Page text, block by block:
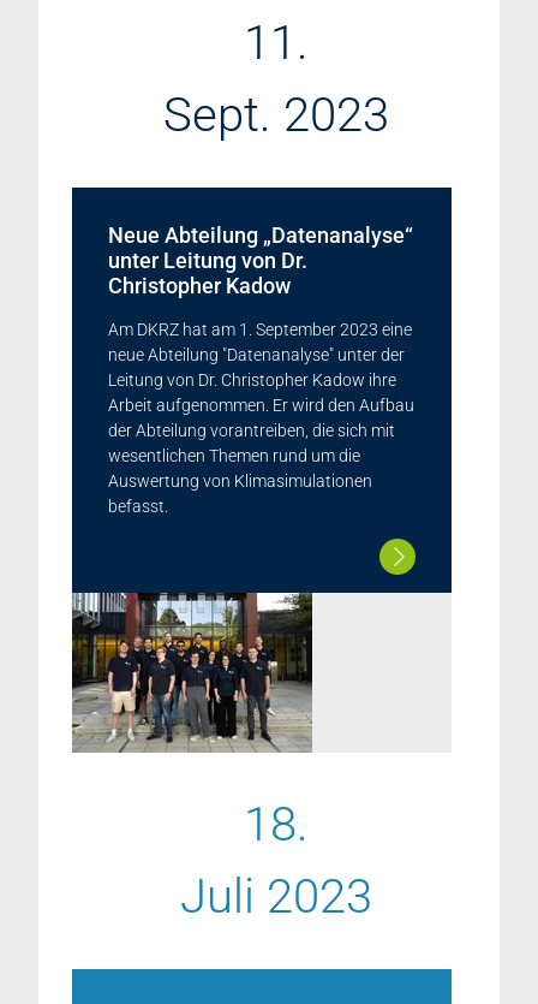
11.
Sept. 2023
Neue Abteilung „Datenanalyse“
unter Leitung von Dr.
Christopher Kadow
Am DKRZ hat am 1. September 2023 eine
neue Abteilung "Datenanalyse" unter der
Leitung von Dr. Christopher Kadow ihre
Arbeit aufgenommen. Er wird den Aufbau
der Abteilung vorantreiben, die sich mit
wesentlichen Themen rund um die
Auswertung von Klimasimulationen
befasst.
18.
Juli 2023